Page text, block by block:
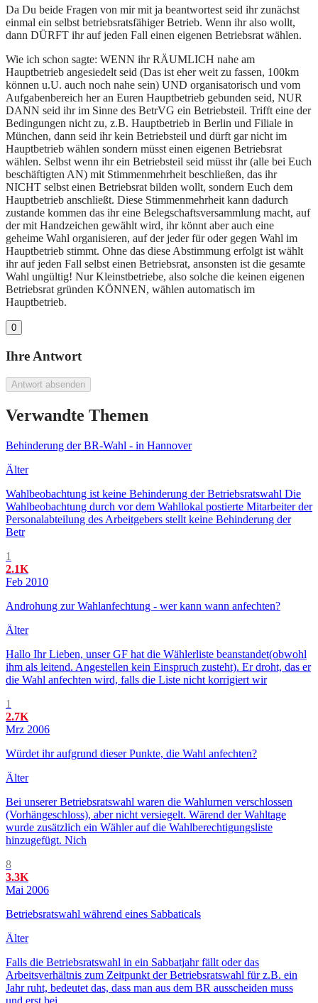
Da Du beide Fragen von mir mit ja beantwortest seid ihr zunächst
einmal ein selbst betriebsratsfähiger Betrieb. Wenn ihr also wollt,
dann DÜRFT ihr auf jeden Fall einen eigenen Betriebsrat wählen.
Wie ich schon sagte: WENN ihr RÄUMLICH nahe am
Hauptbetrieb angesiedelt seid (Das ist eher weit zu fassen, 100km
können u.U. auch noch nahe sein) UND organisatorisch und vom
Aufgabenbereich her an Euren Hauptbetrieb gebunden seid, NUR
DANN seid ihr im Sinne des BetrVG ein Betriebsteil. Trifft eine der
Bedingungen nicht zu, z.B. Hauptbetrieb in Berlin und Filiale in
München, dann seid ihr kein Betriebsteil und dürft gar nicht im
Hauptbetrieb wählen sondern müsst einen eigenen Betriebsrat
wählen. Selbst wenn ihr ein Betriebsteil seid müsst ihr (alle bei Euch
beschäftigten AN) mit Stimmenmehrheit beschließen, das ihr
NICHT selbst einen Betriebsrat bilden wollt, sondern Euch dem
Hauptbetrieb anschließt. Diese Stimmenmehrheit kann dadurch
zustande kommen das ihr eine Belegschaftsversammlung macht, auf
der mit Handzeichen gewählt wird, ihr könnt aber auch eine
geheime Wahl organisieren, auf der jeder für oder gegen Wahl im
Hauptbetrieb stimmt. Ohne das diese Abstimmung erfolgt ist wählt
ihr auf jeden Fall selbst einen Betriebsrat, ansonsten ist die gesamte
Wahl ungültig! Nur Kleinstbetriebe, also solche die keinen eigenen
Betriebsrat gründen KÖNNEN, wählen automatisch im
Hauptbetrieb.
0
Ihre Antwort
Antwort absenden
Verwandte Themen
Behinderung der BR-Wahl - in Hannover
Älter
Wahlbeobachtung ist keine Behinderung der Betriebsratswahl Die
Wahlbeobachtung durch vor dem Wahllokal postierte Mitarbeiter der
Personalabteilung des Arbeitgebers stellt keine Behinderung der
Betr
1
2.1K
Feb 2010
Androhung zur Wahlanfechtung - wer kann wann anfechten?
Älter
Hallo Ihr Lieben, unser GF hat die Wählerliste beanstandet(obwohl
ihm als leitend. Angestellen kein Einspruch zusteht). Er droht, das er
die Wahl anfechten wird, falls die Liste nicht korrigiert wir
1
2.7K
Mrz 2006
Würdet ihr aufgrund dieser Punkte, die Wahl anfechten?
Älter
Bei unserer Betriebsratswahl waren die Wahlurnen verschlossen
(Vorhängeschloss), aber nicht versiegelt. Wärend der Wahltage
wurde zusätzlich ein Wähler auf die Wahlberechtigungsliste
hinzugefügt. Nich
8
3.3K
Mai 2006
Betriebsratswahl während eines Sabbaticals
Älter
Falls die Betriebsratswahl in ein Sabbatjahr fällt oder das
Arbeitsverhältnis zum Zeitpunkt der Betriebsratswahl für z.B. ein
Jahr ruht, bedeutet das, dass man aus dem BR ausscheiden muss
und erst bei